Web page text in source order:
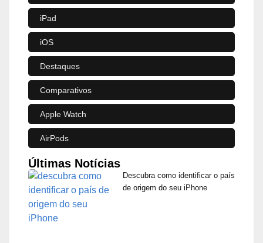
iPad
iOS
Destaques
Comparativos
Apple Watch
AirPods
Últimas Notícias
Descubra como identificar o país
de origem do seu iPhone